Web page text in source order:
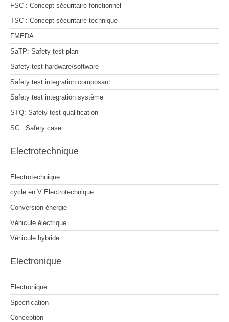
FSC : Concept sécuritaire fonctionnel
TSC : Concept sécuritaire technique
FMEDA
SaTP: Safety test plan
Safety test hardware/software
Safety test integration composant
Safety test integration système
STQ: Safety test qualification
SC : Safety case
Electrotechnique
Electrotechnique
cycle en V Electrotechnique
Conversion énergie
Véhicule électrique
Véhicule hybride
Electronique
Electronique
Spécification
Conception